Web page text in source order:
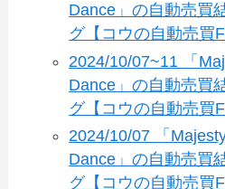
Dance」の自動売買
グ【コウの自動売買
2024/10/07~11 「
Dance」の自動売買
グ【コウの自動売買
2024/10/07 「
Dance」の自動売買
グ【コウの自動売買